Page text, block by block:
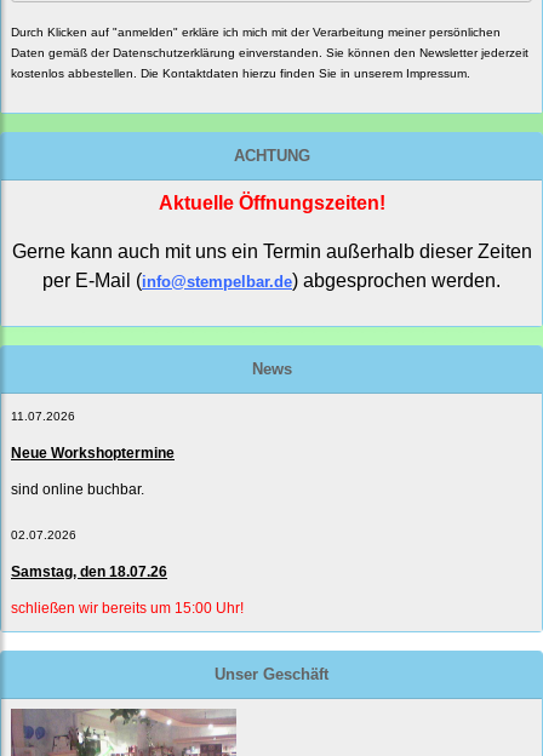
Durch Klicken auf "anmelden" erkläre ich mich mit der Verarbeitung meiner persönlichen
Daten gemäß derDatenschutzerklärung einverstanden. Sie können den Newsletter jederzeit
kostenlos abbestellen. Die Kontaktdaten hierzu finden Sie in unserem Impressum.
ACHTUNG
Aktuelle Öffnungszeiten!
Gerne kann auch mit uns ein Termin außerhalb dieser Zeiten
per E-Mail (info@stempelbar.de) abgesprochen werden.
News
11.07.2026
Neue Workshoptermine
sind online buchbar.
02.07.2026
Samstag, den 18.07.26
schließen wir bereits um 15:00 Uhr!
Unser Geschäft